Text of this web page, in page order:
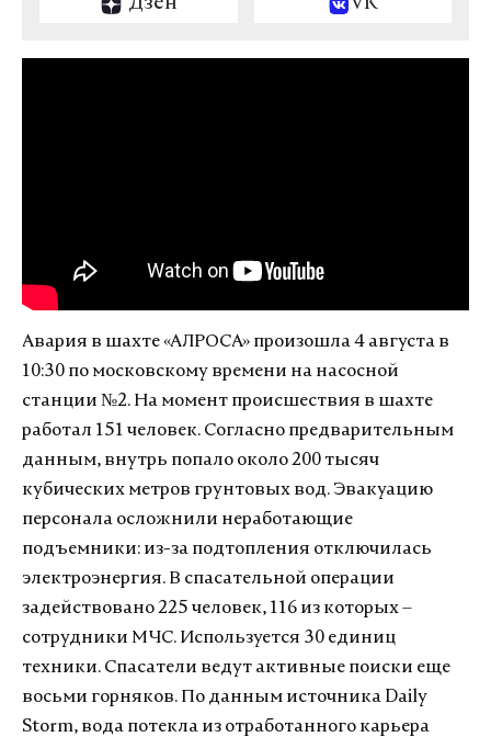
Авария в шахте «АЛРОСА» произошла 4 августа в
10:30 по московскому времени на насосной
станции №2. На момент происшествия в шахте
работал 151 человек. Согласно предварительным
данным, внутрь попало около 200 тысяч
кубических метров грунтовых вод. Эвакуацию
персонала осложнили неработающие
подъемники: из-за подтопления отключилась
электроэнергия. В спасательной операции
задействовано 225 человек, 116 из которых –
сотрудники МЧС. Используется 30 единиц
техники. Спасатели ведут активные поиски еще
восьми горняков. По данным источника Daily
Storm, вода потекла из отработанного карьера